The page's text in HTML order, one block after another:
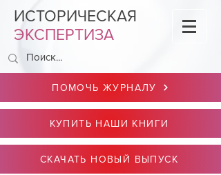
ИСТОРИЧЕСКАЯ
ЭКСПЕРТИЗА
ПОМОЧЬ ЖУРНАЛУ
КУПИТЬ НАШИ КНИГИ
СКАЧАТЬ НОВЫЙ ВЫПУСК